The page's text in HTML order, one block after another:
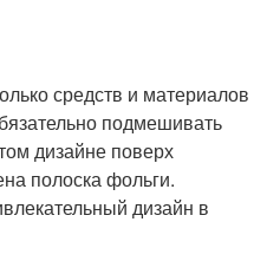
средств и материалов
подмешивать
дизайне поверх
полоска фольги.
дизайн в